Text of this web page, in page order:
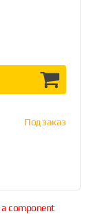
Под заказ
component